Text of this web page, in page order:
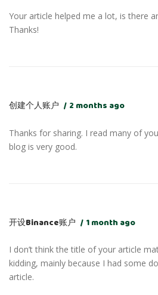
Your article helped me a lot, is there
Thanks!
创建个人账户 2 months ago
Thanks for sharing. I read many of
blog is very good.
开设Binance账户 1 month ago
I don’t think the title of your article
kidding, mainly because I had some
article.